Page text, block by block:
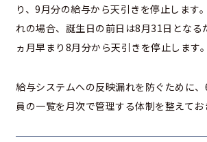
り、9月分の給与から天引きを停止します
れの場合、誕生日の前日は8月31日となる
ヵ月早まり8月分から天引きを停止します。
給与システムへの反映漏れを防ぐために
員の一覧を月次で管理する体制を整えてお